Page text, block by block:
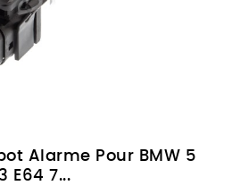
Alarme Pour BMW 5
E64 7...